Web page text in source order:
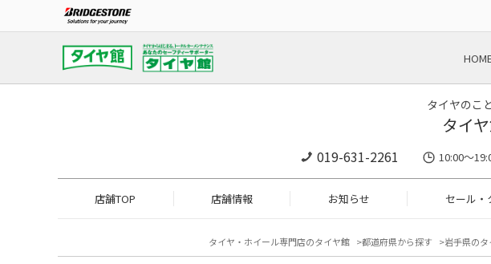
タイヤのこ
タイ
019-631-2261 10:00～
店舗TOP 店舗情報 お知らせ セール・
タイヤ・ホイール専門店のタイヤ館 都道府県から探す 岩手県の